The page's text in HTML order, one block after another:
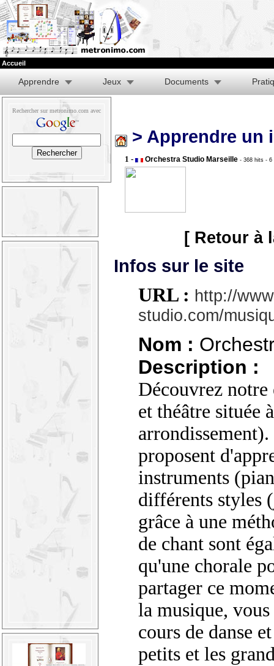
Accueil
Apprendre Jeux Documents
Rechercher sur metronimo.com avec
> Apprendre un
1 - Orchestra Studio Marseille - 368 hits-
[ Retour à
Infos sur le site
URL : http://
studio.com/
Nom :
Description :
Découvrez notre
et théâtre située
proposent
instruments
différents styles
grâce à une
de chant sont
qu'une chorale
partager ce
la musique,
cours de danse
petits et les